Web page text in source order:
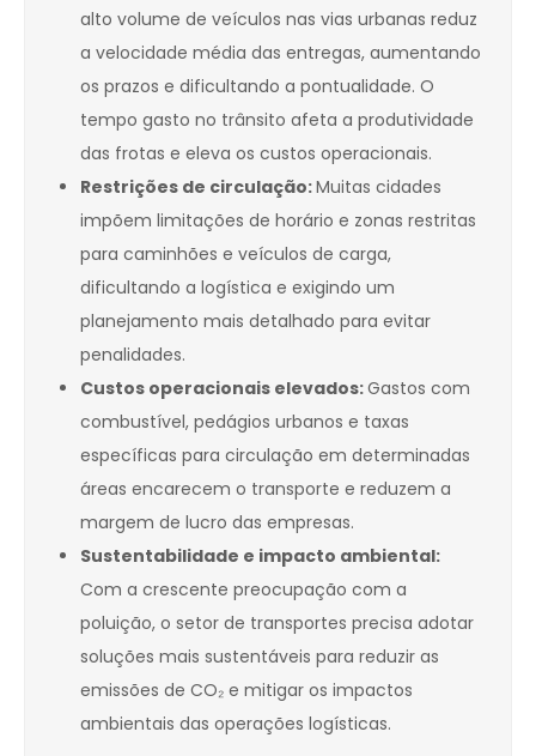
alto volume de veículos nas vias urbanas reduz
a velocidade média das entregas, aumentando
os prazos e dificultando a pontualidade. O
tempo gasto no trânsito afeta a produtividade
das frotas e eleva os custos operacionais.
Restrições de circulação:Muitas cidades
impõem limitações de horário e zonas restritas
para caminhões e veículos de carga,
dificultando a logística e exigindo um
planejamento mais detalhado para evitar
penalidades.
Custos operacionais elevados:Gastos com
combustível, pedágios urbanos e taxas
específicas para circulação em determinadas
áreas encarecem o transporte e reduzem a
margem de lucro das empresas.
Sustentabilidade e impacto ambiental:
Com a crescente preocupação com a
poluição, o setor de transportes precisa adotar
soluções mais sustentáveis para reduzir as
emissões de CO₂ e mitigar os impactos
ambientais das operações logísticas.